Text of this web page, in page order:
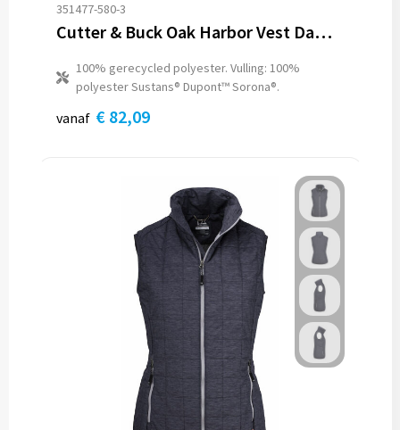
351477-580-3
Cutter & Buck Oak Harbor Vest Dames
100% gerecycled polyester. Vulling: 100%
polyester Sustans® Dupont™ Sorona®.
vanaf € 82,09